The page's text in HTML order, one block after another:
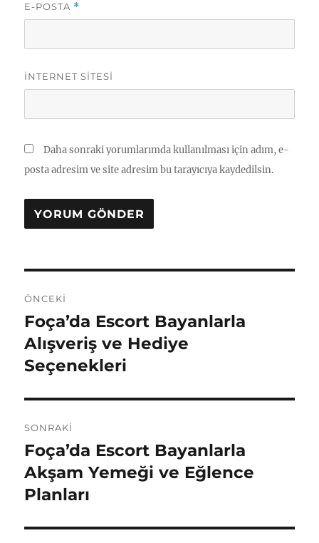
E-POSTA *
İNTERNET SITESI
Daha sonraki yorumlarımda kullanılması için adım, e-
posta adresim ve site adresim bu tarayıcıya kaydedilsin.
gezinmesi
ÖNCEKI
Önceki
yazı:
Foça’da Escort Bayanlarla
Alışveriş ve Hediye
Seçenekleri
SONRAKI
Sonraki
yazı:
Foça’da Escort Bayanlarla
Akşam Yemeği ve Eğlence
Planları